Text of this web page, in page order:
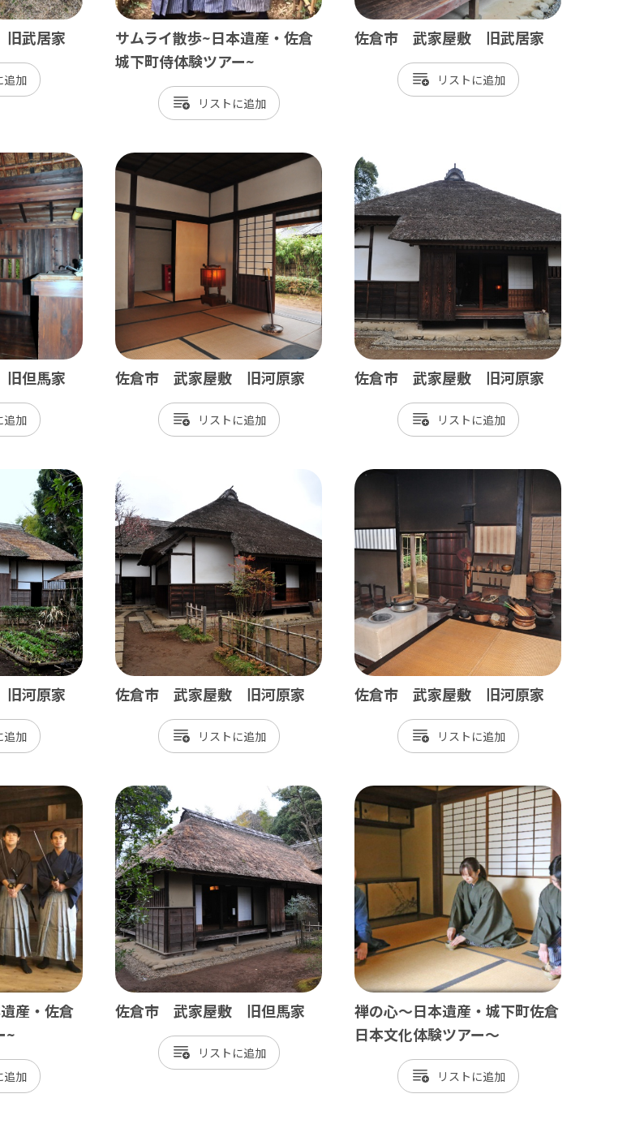
南房総
大山千枚田 / 鴨川シーワールド / 勝浦 / 岡本桟橋 / 館山 / いすみ鉄道
銚子市
成田市
佐倉市
八街市
印西市
富里市
酒々井町
栄町
神崎町
多古町
東庄町
芝山町
九十九里
茂原市
東金市
旭市
匝瑳市
山武市
九十九里町
横芝光町
一宮町
睦沢町
白子町
長柄町
長南町
武居家
サムライ散歩~日本遺産・佐倉
城下町侍体験ツアー~
リスト
佐倉市 武家屋敷 旧武居家
リスト
但馬家 佐倉市 武家屋敷 旧河原家
リスト
佐倉市 武家屋敷 旧河原家
リスト
河原家 佐倉市 武家屋敷 旧河原家
リスト
佐倉市 武家屋敷 旧河原家
リスト
産・佐倉
~
佐倉市 武家屋敷 旧但馬家
リスト
禅の心～日本遺産・城下町佐倉
日本文化体験ツアー～
リスト